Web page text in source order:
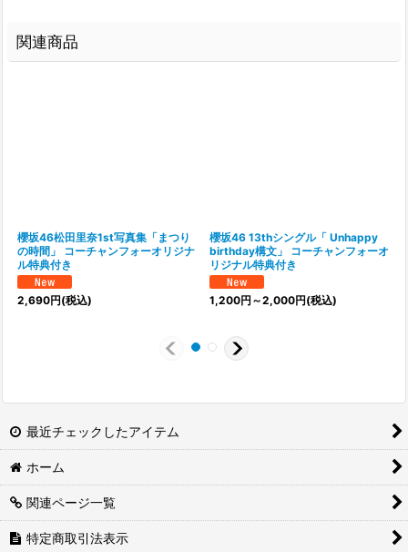
関連商品
櫻坂46松田里奈1st写真集「まつり
の時間」 コーチャンフォーオリジナ
ル特典付き
2,690円(税込)
櫻坂46 13thシングル「 Unhappy
birthday構文」 コーチャンフォーオ
リジナル特典付き
1,200円 ～2,000円(税込)
最近チェックしたアイテム
ホーム
関連ページ一覧
特定商取引法表示